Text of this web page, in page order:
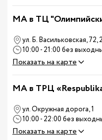
MA в ТЦ
ул. Б. Васильковская, 72,
10:00 - 21:00 без
Показать на карте
MA в ТРЦ
ул. Окружная дорога, 1
10:00 - 22:00 без
Показать на карте